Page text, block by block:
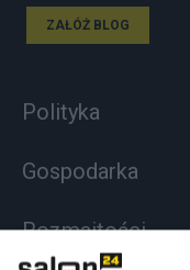
ZAŁÓŻ BLOG
Polityka
Gospodarka
Rozmaitości